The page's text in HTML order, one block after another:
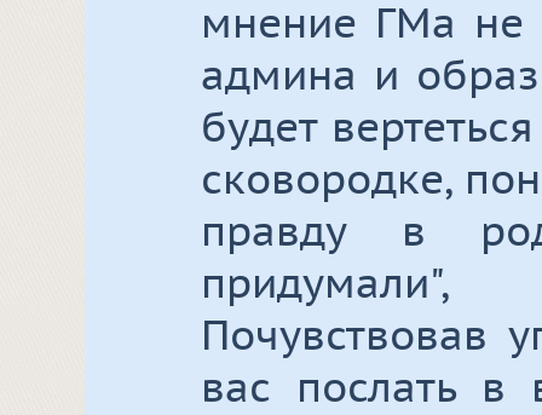
мнение ГМа не
админа и
будет
сковородке,
правду в
придумали",
Почувствовав
вас послать в